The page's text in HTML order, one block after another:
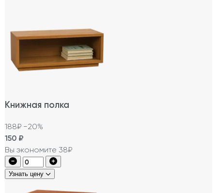
Книжная полка
188₽ −20%
150 ₽
Вы экономите 38₽
Узнать цену